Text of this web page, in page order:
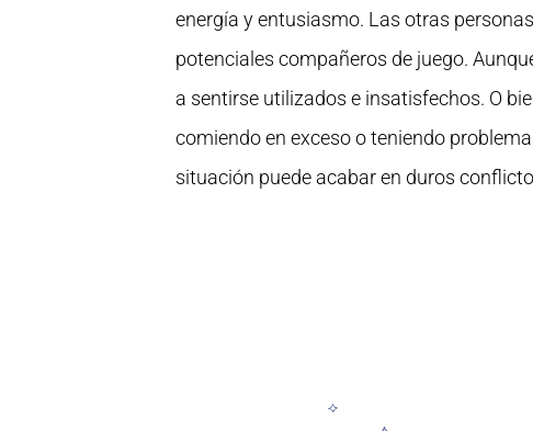
energía y entusiasmo. Las otras
potenciales compañeros de juego.
a sentirse utilizados e insatisfechos. O
comiendo en exceso o teniendo
situación puede acabar en duros